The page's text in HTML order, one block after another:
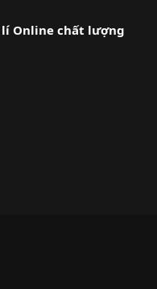
lí Online chất lượng